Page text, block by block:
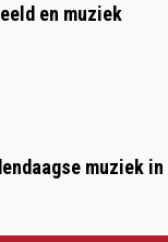
en muziek
muziek in